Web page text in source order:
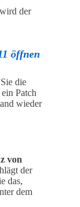
der
öffnen
die
Patch
wieder
von
der
das,
dem